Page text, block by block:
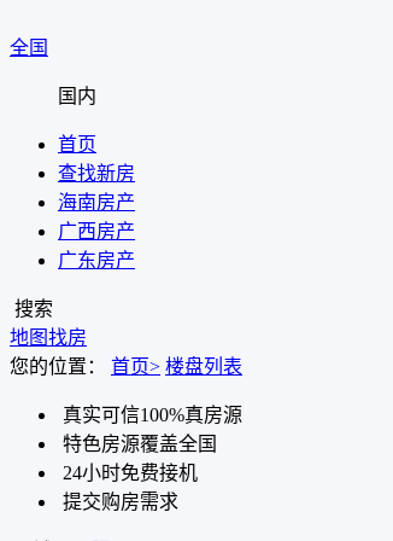
全国
国内
首页
查找新房
海南房产
广西房产
广东房产
搜索
地图找房
您的位置：
首页> 楼盘列表
真实可信100%真房源
特色房源覆盖全国
24小时免费接机
提交购房需求